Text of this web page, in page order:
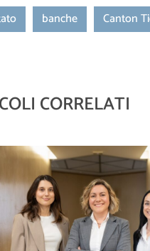
banche Canton
CORRELATI